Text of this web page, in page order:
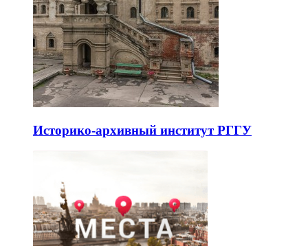
Историко-архивный институт РГГУ